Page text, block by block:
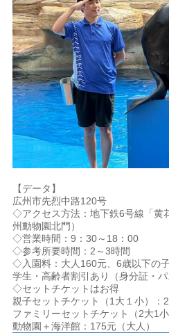
【データ】
広州市先烈中路120号
◇アクセス方法：地下鉄6号線「黄
州動物園北門）
◇営業時間：9：30～18：00
◇参考所要時間：2～3時間
◇入園料：大人160元、6歳以下の
学生・高齢者割引あり（身分証・パ
◇セットチケットはお得
親子セットチケット（1大１小）：
ファミリーセットチケット（2大1
動物園＋海洋館：175元（大人）